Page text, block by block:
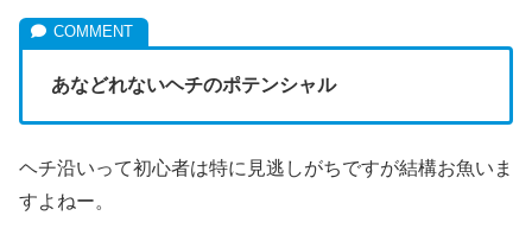
あなどれないヘチのポテンシャル
ヘチ沿いって初心者は特に見逃しがちですが結構お魚いま
すよねー。